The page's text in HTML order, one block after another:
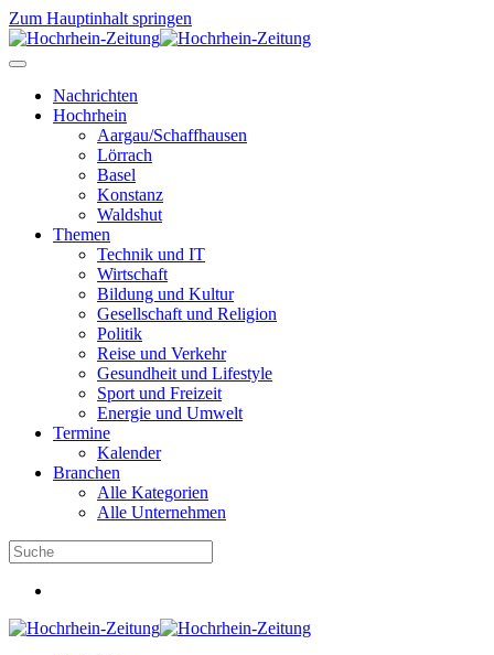
Zum Hauptinhalt springen
Nachrichten
Hochrhein
Aargau/Schaffhausen
Lörrach
Basel
Konstanz
Waldshut
Themen
Technik und IT
Wirtschaft
Bildung und Kultur
Gesellschaft und Religion
Politik
Reise und Verkehr
Gesundheit und Lifestyle
Sport und Freizeit
Energie und Umwelt
Termine
Kalender
Branchen
Alle Kategorien
Alle Unternehmen